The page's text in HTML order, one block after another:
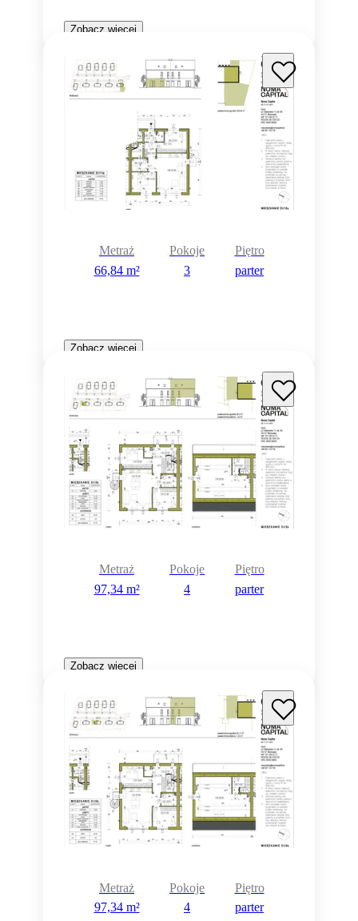
Zobacz więcej
Metraż
66,84 m²
Pokoje
3
Piętro
parter
Zobacz więcej
Metraż
97,34 m²
Pokoje
4
Piętro
parter
Zobacz więcej
Metraż
97,34 m²
Pokoje
4
Piętro
parter